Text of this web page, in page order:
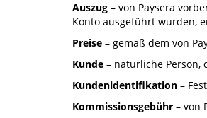
Auszug – von Paysera
Konto ausgeführt wurden,
Preise – gemäß dem von
Kunde – natürliche Person,
Kundenidentifikation –
Kommissionsgebühr – von